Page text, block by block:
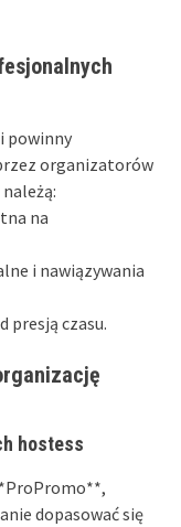
powinny
organizatorów
na
i nawiązywania
presją czasu.
hostess
dopasować się